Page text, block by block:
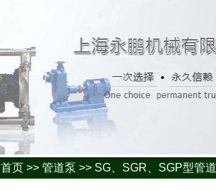
首页 >> 管道泵 >> SG、SGR、SGP型管